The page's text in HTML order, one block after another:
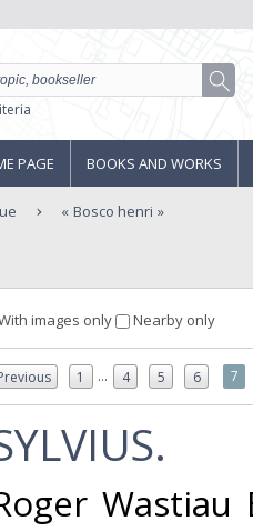
PAGE BOOKS AND WORKS
Bosco henri
images only Nearby only
1 ... 4 5 6 7
Wastiau